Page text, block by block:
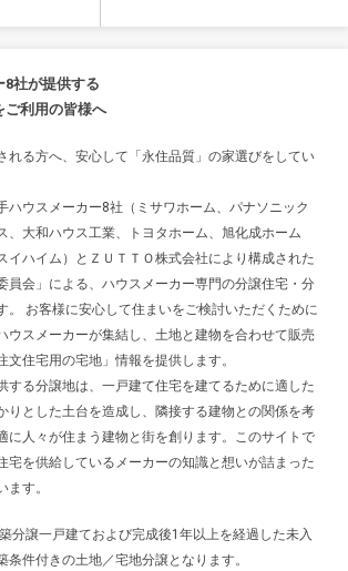
8社が提供する
ご利用の皆様へ
れる方へ、安心して「永住品質」の家選びをしてい
ハウスメーカー8社（ミサワホーム、パナソニック
、大和ハウス工業、トヨタホーム、旭化成ホーム
イハイム）とＺＵＴＴＯ株式会社により構成された
員会」による、ハウスメーカー専門の分譲住宅・分
。 お客様に安心して住まいをご検討いただくために
ウスメーカーが集結し、土地と建物を合わせて販売
文住宅用の宅地」情報を提供します。
する分譲地は、一戸建て住宅を建てるために適した
りとした土台を造成し、隣接する建物との関係を考
に人々が住まう建物と街を創ります。このサイトで
宅を供給しているメーカーの知識と想いが詰まった
ます。
分譲一戸建ておよび完成後1年以上を経過した未入
条件付きの土地／宅地分譲となります。